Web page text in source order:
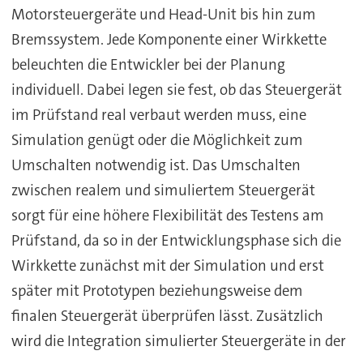
Motorsteuergeräte und Head-Unit bis hin zum
Bremssystem. Jede Komponente einer Wirkkette
beleuchten die Entwickler bei der Planung
individuell. Dabei legen sie fest, ob das Steuergerät
im Prüfstand real verbaut werden muss, eine
Simulation genügt oder die Möglichkeit zum
Umschalten notwendig ist. Das Umschalten
zwischen realem und simuliertem Steuergerät
sorgt für eine höhere Flexibilität des Testens am
Prüfstand, da so in der Entwicklungsphase sich die
Wirkkette zunächst mit der Simulation und erst
später mit Prototypen beziehungsweise dem
finalen Steuergerät überprüfen lässt. Zusätzlich
wird die Integration simulierter Steuergeräte in der